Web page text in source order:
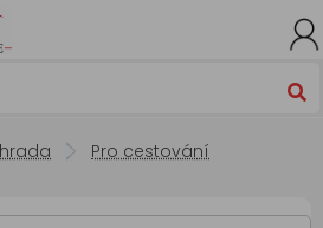
Pro cestování